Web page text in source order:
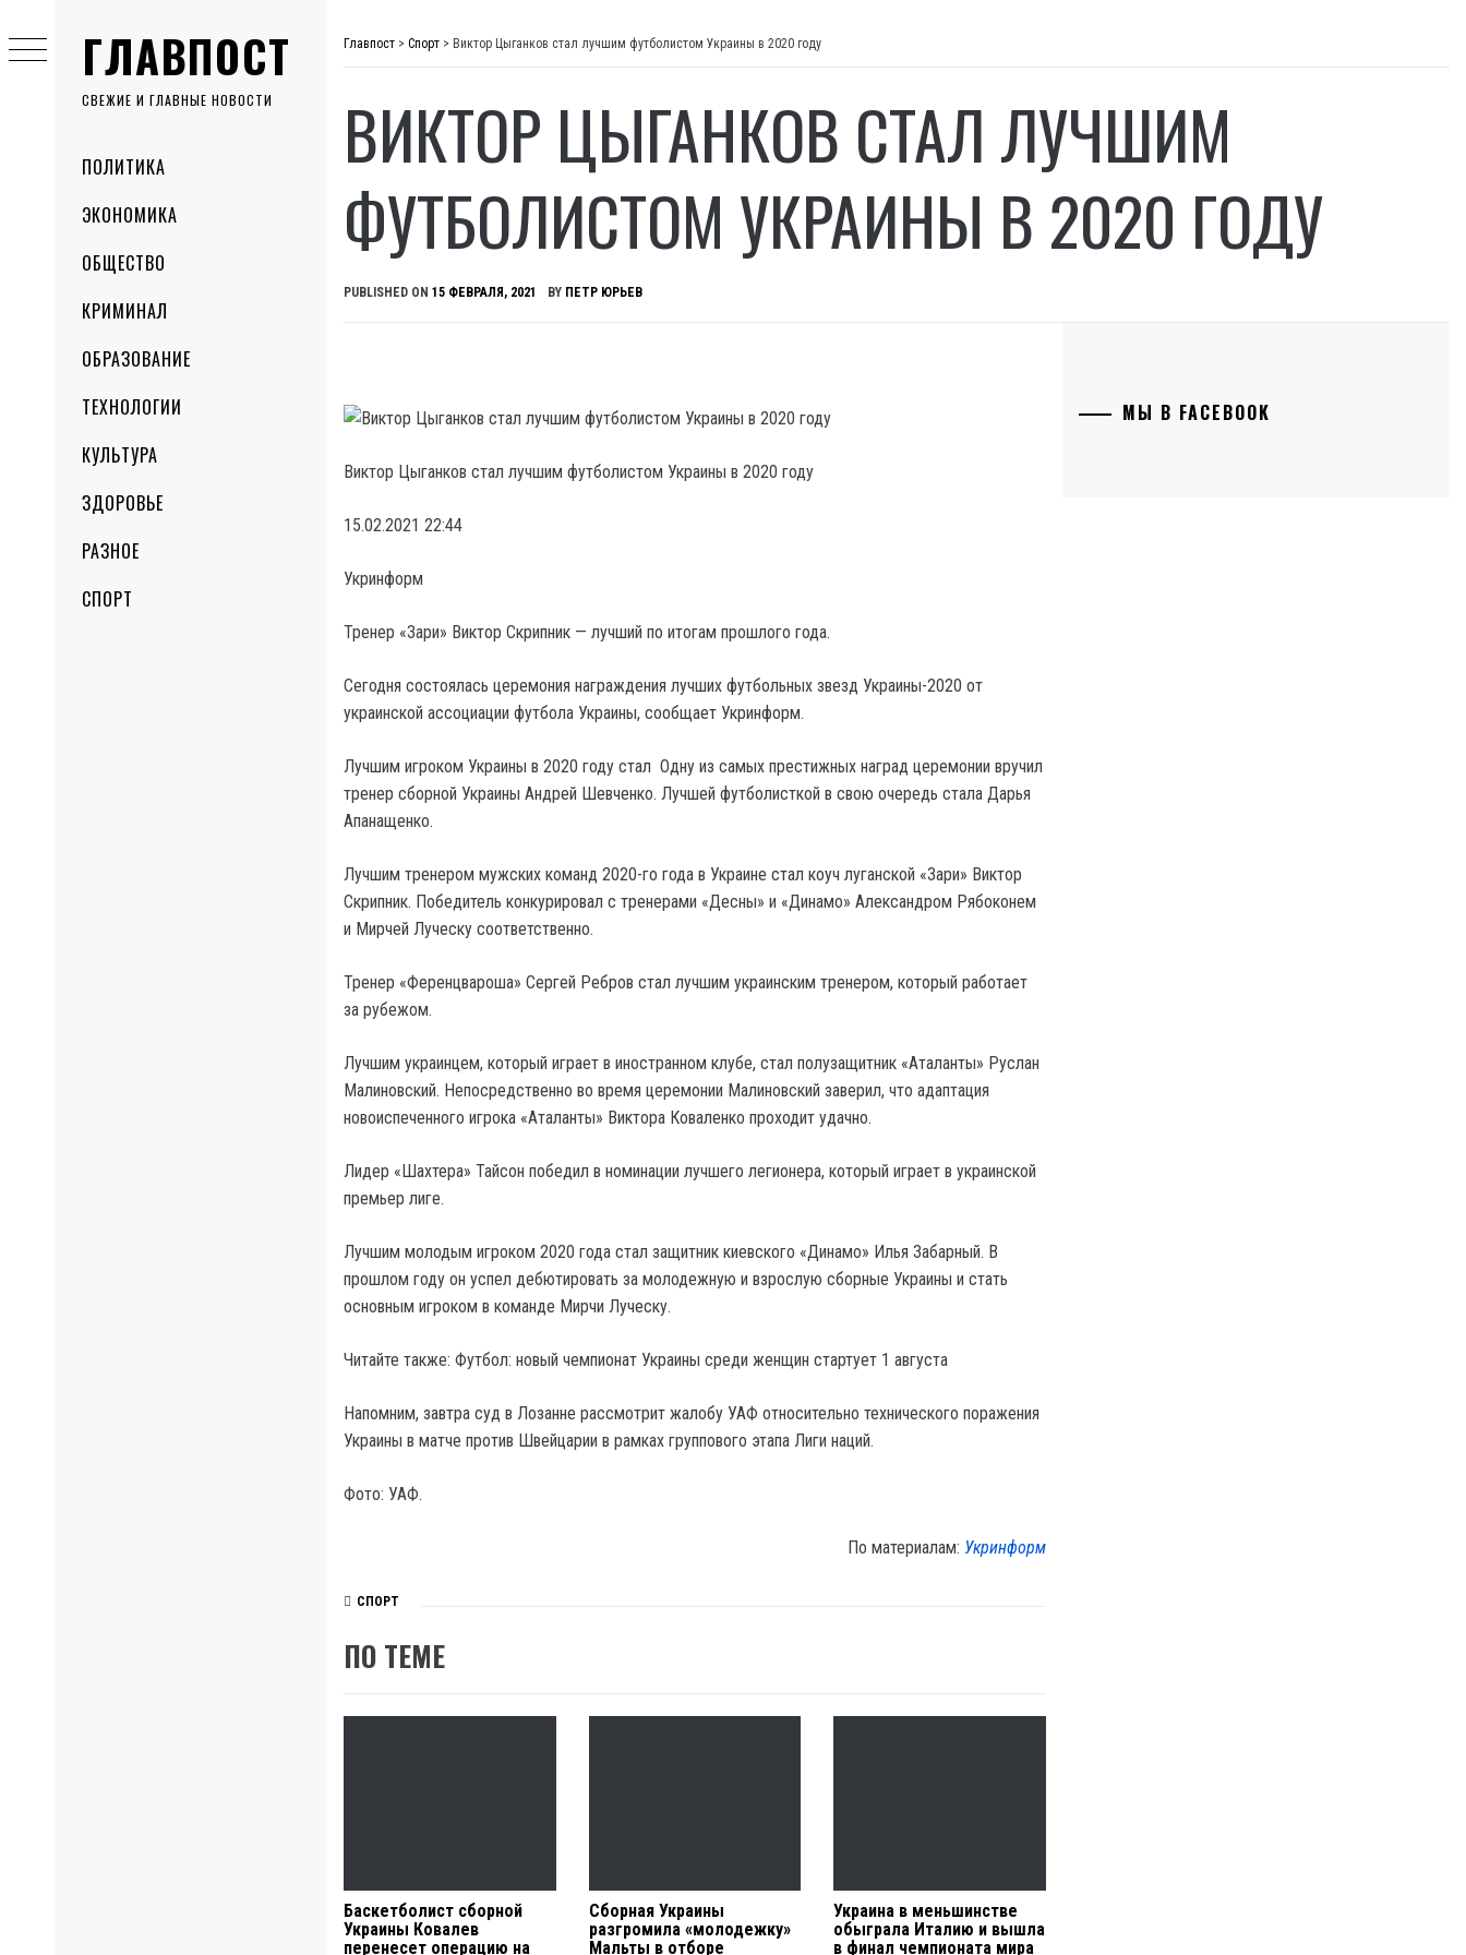
ГЛАВПОСТ
СВЕЖИЕ И ГЛАВНЫЕ НОВОСТИ
MenuПОЛИТИКА
ЭКОНОМИКА
ОБЩЕСТВО
КРИМИНАЛ
ОБРАЗОВАНИЕ
ТЕХНОЛОГИИ
КУЛЬТУРА
ЗДОРОВЬЕ
РАЗНОЕ
СПОРТ
to
content
Главпост > Спорт > Виктор Цыганков стал лучшим футболистом Украины в 2020 году
ВИКТОР ЦЫГАНКОВ СТАЛ ЛУЧШИМ
ФУТБОЛИСТОМ УКРАИНЫ В 2020 ГОДУ
PUBLISHED ON 15 ФЕВРАЛЯ, 2021 BY ПЕТР ЮРЬЕВ
Виктор Цыганков стал лучшим футболистом Украины в 2020 году
15.02.2021 22:44
Укринформ
Тренер «Зари» Виктор Скрипник — лучший по итогам прошлого года.
Сегодня состоялась церемония награждения лучших футбольных звезд Украины-2020 от
украинской ассоциации футбола Украины, сообщает Укринформ.
Лучшим игроком Украины в 2020 году стал Одну из самых престижных наград церемонии вручил
тренер сборной Украины Андрей Шевченко. Лучшей футболисткой в свою очередь стала Дарья
Апанащенко.
Лучшим тренером мужских команд 2020-го года в Украине стал коуч луганской «Зари» Виктор
Скрипник. Победитель конкурировал с тренерами «Десны» и «Динамо» Александром Рябоконем
и Мирчей Луческу соответственно.
Тренер «Ференцвароша» Сергей Ребров стал лучшим украинским тренером, который работает
за рубежом.
Лучшим украинцем, который играет в иностранном клубе, стал полузащитник «Аталанты» Руслан
Малиновский. Непосредственно во время церемонии Малиновский заверил, что адаптация
новоиспеченного игрока «Аталанты» Виктора Коваленко проходит удачно.
Лидер «Шахтера» Тайсон победил в номинации лучшего легионера, который играет в украинской
премьер лиге.
Лучшим молодым игроком 2020 года стал защитник киевского «Динамо» Илья Забарный. В
прошлом году он успел дебютировать за молодежную и взрослую сборные Украины и стать
основным игроком в команде Мирчи Луческу.
Читайте также: Футбол: новый чемпионат Украины среди женщин стартует 1 августа
Напомним, завтра суд в Лозанне рассмотрит жалобу УАФ относительно технического поражения
Украины в матче против Швейцарии в рамках группового этапа Лиги наций.
Фото: УАФ.
По материалам: Укринформ
СПОРТ
ПО ТЕМЕ
Баскетболист сборной
Украины Ковалев
перенесет операцию на
Сборная Украины
разгромила «молодежку»
Мальты в отборе
Украина в меньшинстве
обыграла Италию и вышла
в финал чемпионата мира
МЫ В FACEBOOK